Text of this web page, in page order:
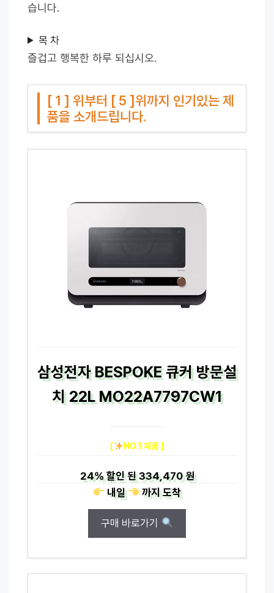
습니다.
목 차
즐겁고 행복한 하루 되십시오.
[ 1 ] 위부터 [ 5 ]위까지 인기있는 제
품을 소개드립니다.
삼성전자 BESPOKE 큐커 방문설
치 22L MO22A7797CW1
[ NO.1 제품 ]
24%할인 된334,470 원
내일
까지도착
구매 바로가기